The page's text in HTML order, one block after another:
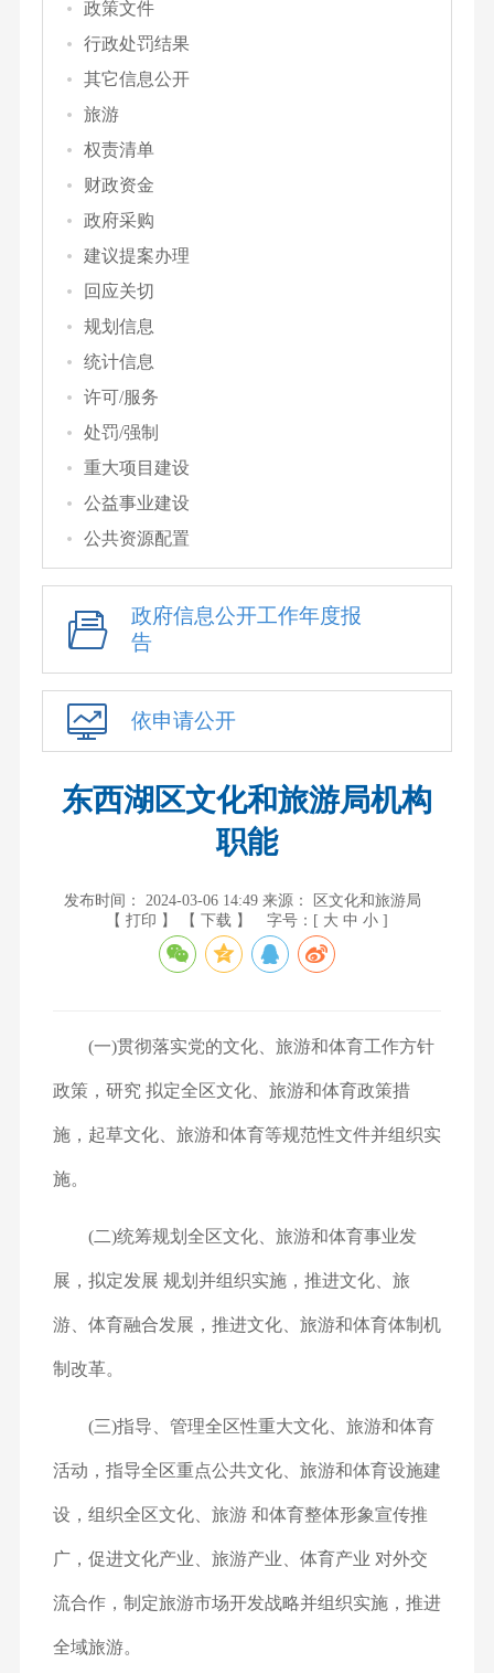
政策文件
行政处罚结果
其它信息公开
旅游
权责清单
财政资金
政府采购
建议提案办理
回应关切
规划信息
统计信息
许可/服务
处罚/强制
重大项目建设
公益事业建设
公共资源配置
政府信息公开工作年度报
告
依申请公开
东西湖区文化和旅游局机构
职能
发布时间： 2024-03-06 14:49 来源： 区文化和旅游局
【 打印 】
【 下载 】 字号：[ 大 中 小 ]
(一)贯彻落实党的文化、旅游和体育工作方针
政策，研究 拟定全区文化、旅游和体育政策措
施，起草文化、旅游和体育等规范性文件并组织实
施。
(二)统筹规划全区文化、旅游和体育事业发
展，拟定发展 规划并组织实施，推进文化、旅
游、体育融合发展，推进文化、 旅游和体育体制机
制改革。
(三)指导、管理全区性重大文化、旅游和体育
活动，指导全区重点公共文化、旅游和体育设施建
设，组织全区文化、旅游 和体育整体形象宣传推
广，促进文化产业、旅游产业、体育产业 对外交
流合作，制定旅游市场开发战略并组织实施，推进
全域旅游。